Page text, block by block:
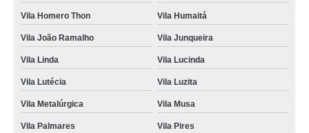
Vila Homero Thon Vila Humaitá
Vila João Ramalho Vila Junqueira
Vila Linda Vila Lucinda
Vila Lutécia Vila Luzita
Vila Metalúrgica Vila Musa
Vila Palmares Vila Pires